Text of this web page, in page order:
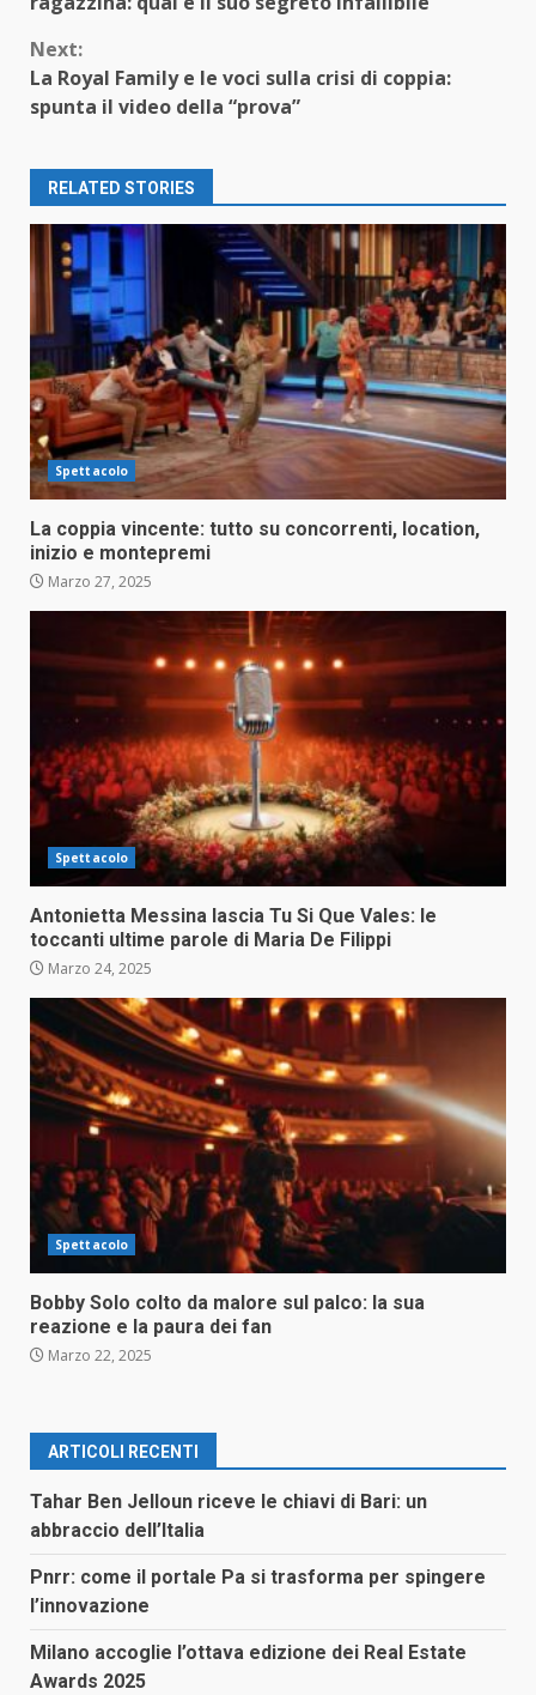
Next:
La Royal Family e le voci sulla crisi di coppia:
spunta il video della “prova”
RELATED STORIES
Spettacolo
La coppia vincente: tutto su concorrenti, location,
inizio e montepremi
Marzo 27, 2025
Spettacolo
Antonietta Messina lascia Tu Si Que Vales: le
toccanti ultime parole di Maria De Filippi
Marzo 24, 2025
Spettacolo
Bobby Solo colto da malore sul palco: la sua
reazione e la paura dei fan
Marzo 22, 2025
ARTICOLI RECENTI
Tahar Ben Jelloun riceve le chiavi di Bari: un
abbraccio dell’Italia
Pnrr: come il portale Pa si trasforma per spingere
l’innovazione
Milano accoglie l’ottava edizione dei Real Estate
Awards 2025